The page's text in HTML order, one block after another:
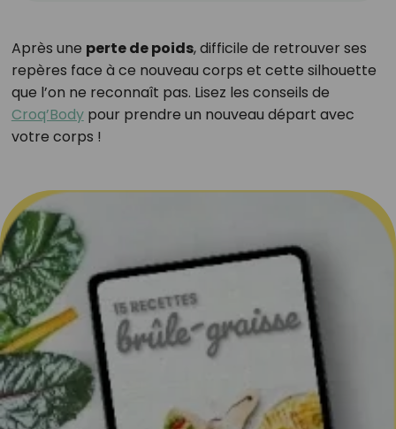
Après une perte de poids, difficile de retrouver ses
repères face à ce nouveau corps et cette silhouette
que l’on ne reconnaît pas. Lisez les conseils de
Croq’Bodypour prendre un nouveau départ avec
votre corps !